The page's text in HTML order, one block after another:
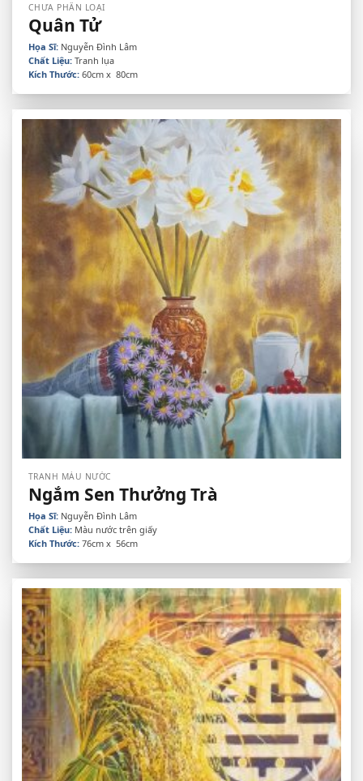
CHƯA PHÂN LOẠI
Quân Tử
Họa Sĩ: Nguyễn Đình Lâm
Chất Liệu: Tranh lụa
Kích Thước: 60cm x 80cm
TRANH MÀU NƯỚC
Ngắm Sen Thưởng Trà
Họa Sĩ: Nguyễn Đình Lâm
Chất Liệu: Màu nước trên giấy
Kích Thước: 76cm x 56cm